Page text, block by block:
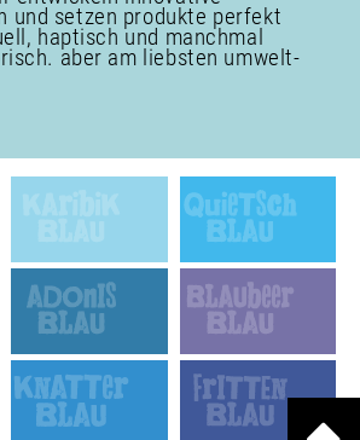
und setzen produkte perfekt
haptisch und manch­mal
aber am liebsten umwelt­